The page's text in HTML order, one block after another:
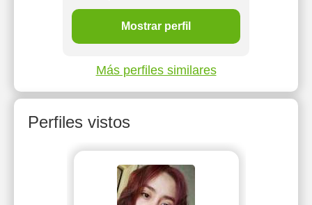
Mostrar perfil
Más perfiles similares
Perfiles vistos